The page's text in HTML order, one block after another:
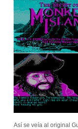
Así se veía al original